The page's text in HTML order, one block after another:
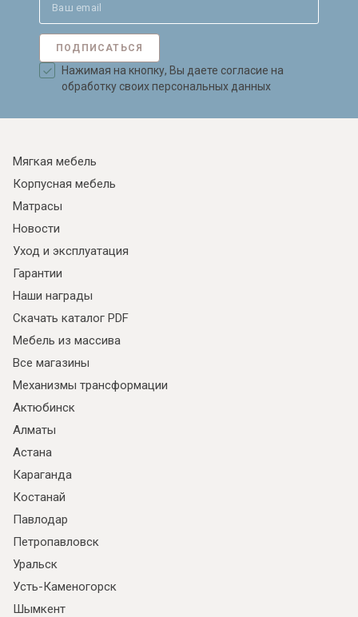
Я ознакомлен сПолитикойв отношении
обработки персональных данных и
согласен на их обработку.
ПОДПИСАТЬСЯ
Нажимая на кнопку, Вы даете согласие на
обработку своих персональных данных
Мягкая мебель
Корпусная мебель
Матрасы
Новости
Уход и эксплуатация
Гарантии
Наши награды
Скачать каталог PDF
Мебель из массива
Все магазины
Механизмы трансформации
Актюбинск
Алматы
Астана
Караганда
Костанай
Павлодар
Петропавловск
Уральск
Усть-Каменогорск
Шымкент